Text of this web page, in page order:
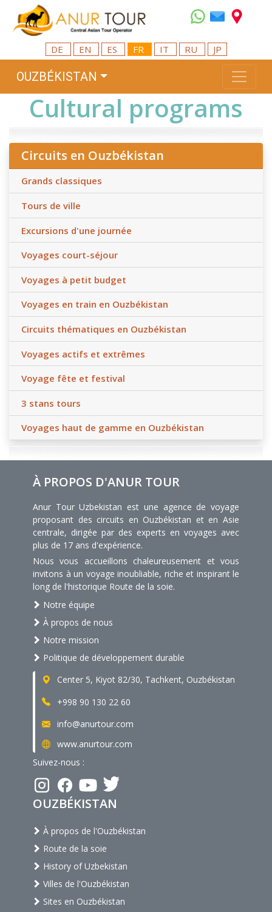
DE EN ES FR IT RU JP
OUZBÉKISTAN
Cultural programs
Circuits en Ouzbékistan
Grands classiques
Tours de ville
Excursions d'une journée
Voyages court-séjour
Voyages à petit budget
Voyages en train en Ouzbékistan
Circuits thématiques en Ouzbékistan
Voyages actifs et extrêmes
Voyage fête et festival
3 stans tours
Voyages haut de gamme en Ouzbékistan
À PROPOS D'ANUR TOUR
Anur Tour Uzbekistan est une agence de voyage
proposant des circuits en Ouzbékistan et en Asie
centrale, dirigée par des experts en voyages avec
plus de 17 ans d'expérience.
Nous vous accueillons chaleureusement et vous
invitons à un voyage inoubliable, riche et inspirant le
long de l'historique Route de la soie.
Notre équipe
À propos de nous
Notre mission
Politique de développement durable
Center 5, Kiyot 82/30, Tachkent, Ouzbékistan
+998 90 130 22 60
info@anurtour.com
www.anurtour.com
Suivez-nous :
OUZBÉKISTAN
À propos de l'Ouzbékistan
Route de la soie
History of Uzbekistan
Villes de l'Ouzbékistan
Sites en Ouzbékistan